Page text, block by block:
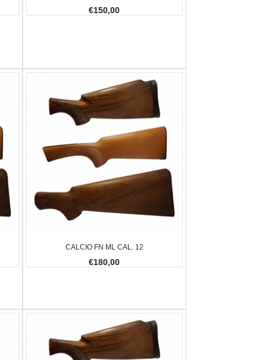
€2.300,00
€150,00
CALCIO FN ML CAL. 12
€180,00